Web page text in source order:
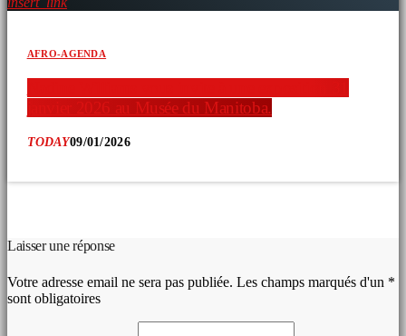
AFRO-AGENDA
janvier 2026 au Musée du Manitoba.
TODAY09/01/2026
Laisser une réponse
Votre adresse email ne sera pas publiée. Les champs marqués d'un *
sont obligatoires